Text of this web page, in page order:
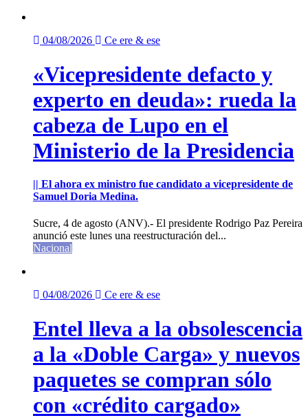
04/08/2026 Ce ere & ese
«Vicepresidente defacto y
experto en deuda»: rueda la
cabeza de Lupo en el
Ministerio de la Presidencia
|| El ahora ex ministro fue candidato a vicepresidente de
Samuel Doria Medina.
Sucre, 4 de agosto (ANV).- El presidente Rodrigo Paz Pereira
anunció este lunes una reestructuración del...
Nacional
04/08/2026 Ce ere & ese
Entel lleva a la obsolescencia
a la «Doble Carga» y nuevos
paquetes se compran sólo
con «crédito cargado»